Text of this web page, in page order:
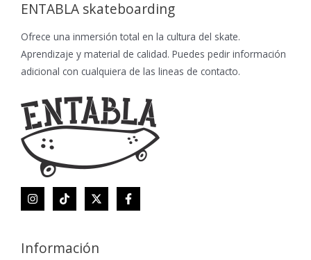
ENTABLA skateboarding
Ofrece una inmersión total en la cultura del skate.
Aprendizaje y material de calidad. Puedes pedir información
adicional con cualquiera de las lineas de contacto.
Información